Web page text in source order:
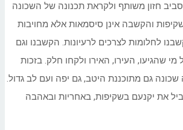
סביב חזון משותף ולקראת תכנונה של השכונה
והקשבה אינן סיסמאות אלא מחויבות
לחלומות לצרכים לרעיונות. הקשבנו וגם
מי שהגיעו, העירו, האירו ולקחו חלק. בזכות
גם מתוכננת היטב, גם יפה ועם לב גדול.
את יקנעם בשקיפות, באחריות ובאהבה